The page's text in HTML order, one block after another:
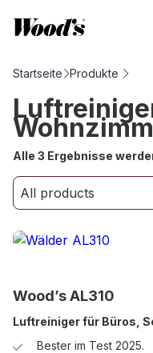
Startseite Produkte
Alle 3 Ergebnisse
Wood’s AL310
Luftreiniger für Büros,
Bester im Test 2025.